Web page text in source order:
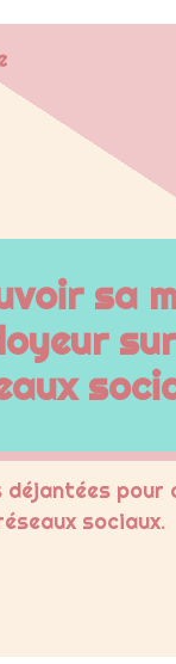
sa
déjantées pour
sociaux.